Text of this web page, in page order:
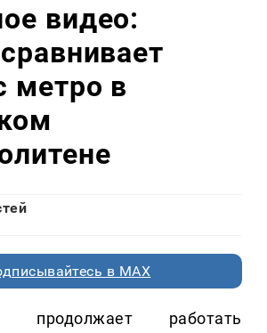
видео:
метро в
в MAX
продолжает работать